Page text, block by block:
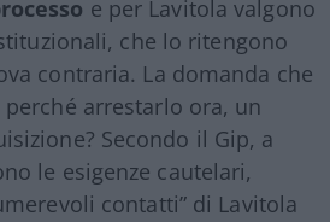
e per Lavitola valgono
che lo ritengono
contraria. La domanda che
arrestarlo ora, un
Secondo il Gip, a
le esigenze cautelari,
contatti” di Lavitola